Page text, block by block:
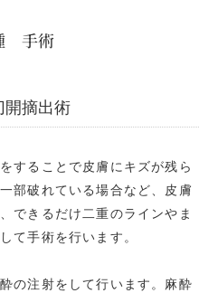
手術
開摘出術
することで皮膚にキズが残ら
部破れている場合など、皮膚
できるだけ二重のラインやま
て手術を行います。
の注射をして行います。麻酔